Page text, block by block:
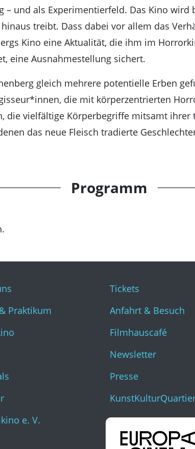
und als Experimentierfeld. Das Kino wird
treibt. Dass dabei vor allem das
Kino eine Aktualität, die ihm im
eine Ausnahmestellung sichert.
gleich mehrere potentielle Erben
die mit körperzentrierten
die vielfältige Körperbegriffe mitsamt
das neue Fleisch tradierte
Programm
Praktikum
e. V.
Tickets
Anfahrt & Besuch
Filmhauscafé
Newsletter
Presse